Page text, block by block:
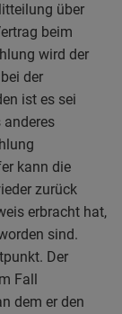
über
beim
wird der
der
ist es sei
kann die
zurück
erbracht hat,
sind.
Der
Fall
dem er den